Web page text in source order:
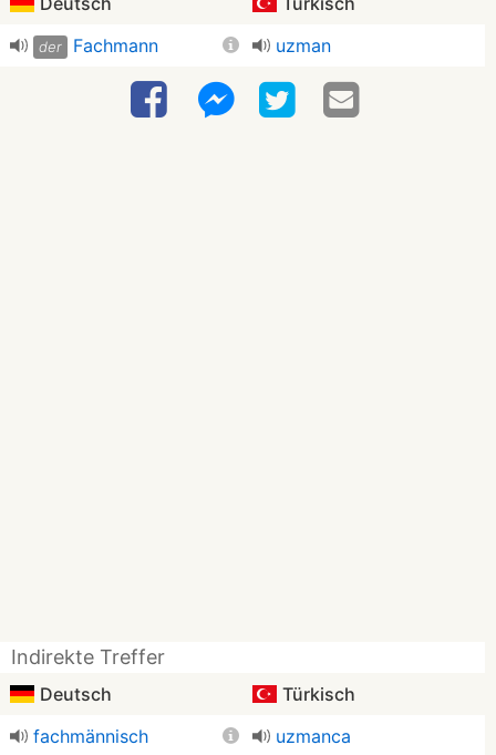
der Fachmann uzman
Indirekte Treffer
Deutsch
Türkisch
fachmännisch
uzmanca